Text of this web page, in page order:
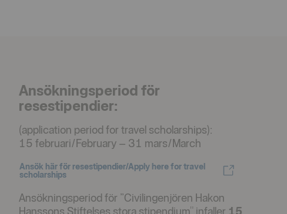
Ansökningsperiod för
resestipendier:
(application period for travel scholarships):
15 februari/February – 31 mars/March
Ansök här för resestipendier/Apply here for travel
scholarships
Öppnas i nytt fönster
Ansökningsperiod för ”Civilingenjören Hakon
Hanssons Stiftelses stora stipendium" infaller 15